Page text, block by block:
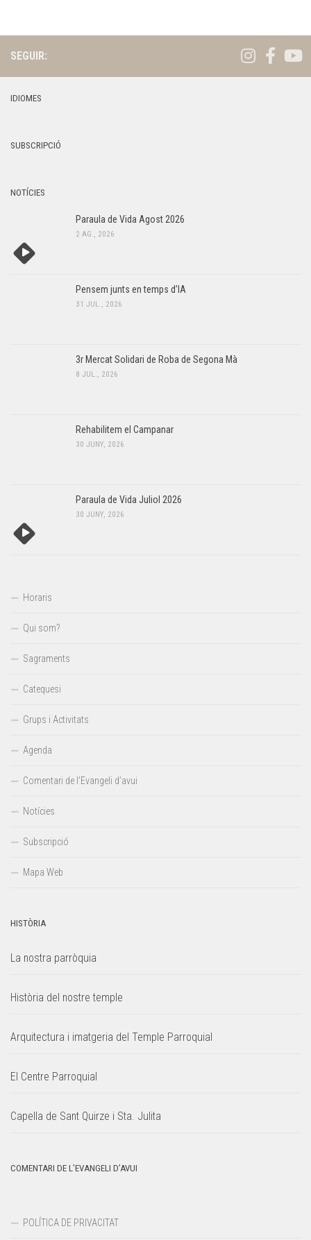
SEGUIR:
IDIOMES
SUBSCRIPCIÓ
NOTÍCIES
Paraula de Vida Agost 2026
2 AG., 2026
Pensem junts en temps d’IA
31 JUL., 2026
3r Mercat Solidari de Roba de Segona Mà
8 JUL., 2026
Rehabilitem el Campanar
30 JUNY, 2026
Paraula de Vida Juliol 2026
30 JUNY, 2026
Horaris
Qui som?
Sagraments
Catequesi
Grups i Activitats
Agenda
Comentari de l’Evangeli d’avui
Notícies
Subscripció
Mapa Web
HISTÒRIA
La nostra parròquia
Història del nostre temple
Arquitectura i imatgeria del Temple Parroquial
El Centre Parroquial
Capella de Sant Quirze i Sta. Julita
COMENTARI DE L’EVANGELI D’AVUI
POLÍTICA DE PRIVACITAT